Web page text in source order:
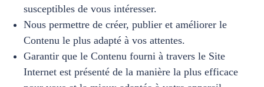
susceptibles de vous intéresser.
Nous permettre de créer, publier et améliorer le
Contenu le plus adapté à vos attentes.
Garantir que le Contenu fourni à travers le Site
Internet est présenté de la manière la plus efficace